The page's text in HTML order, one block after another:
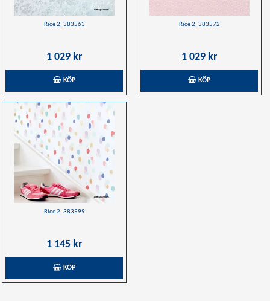
Rice 2, 383563
1 029 kr
KÖP
Rice 2, 383572
1 029 kr
KÖP
Rice 2, 383599
1 145 kr
KÖP